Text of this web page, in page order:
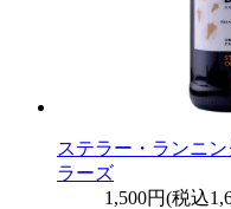
ステラー・ランニ
ラーズ
1,500円(税込